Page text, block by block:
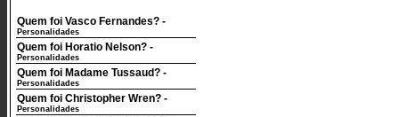
Quem foi Vasco Fernandes? -
Personalidades
Quem foi Horatio Nelson? -
Personalidades
Quem foi Madame Tussaud? -
Personalidades
Quem foi Christopher Wren? -
Personalidades